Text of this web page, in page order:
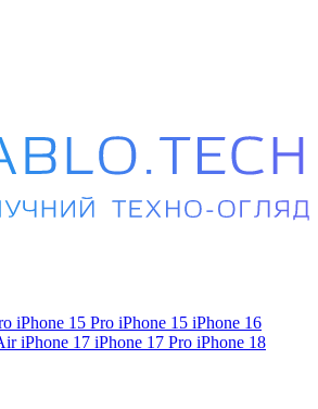
iPhone 15 Pro iPhone 15 iPhone 16
iPhone 17 iPhone 17 Pro iPhone 18